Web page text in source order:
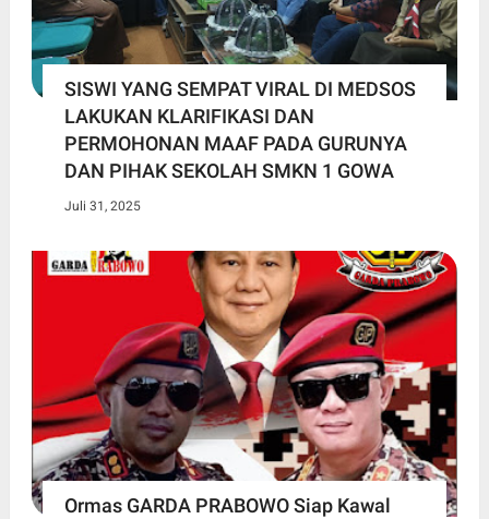
SISWI YANG SEMPAT VIRAL DI MEDSOS
LAKUKAN KLARIFIKASI DAN
PERMOHONAN MAAF PADA GURUNYA
DAN PIHAK SEKOLAH SMKN 1 GOWA
Juli 31, 2025
Ormas GARDA PRABOWO Siap Kawal